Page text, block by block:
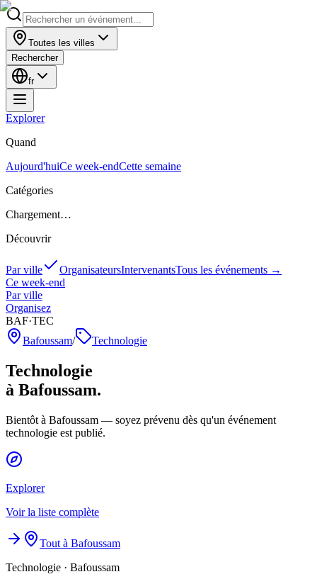
Toutes les villes
Rechercher
fr
Explorer
Quand
Aujourd'huiCe week-endCette semaine
Catégories
Chargement…
Découvrir
Par ville OrganisateursIntervenantsTous les événements →
Ce week-end
Par ville
Organisez
BAF·TEC
Bafoussam/ Technologie
Technologie
à Bafoussam.
Bientôt à Bafoussam — soyez prévenu dès qu'un événement
technologie est publié.
Explorer
Voir la liste complète
Tout à Bafoussam
Technologie · Bafoussam